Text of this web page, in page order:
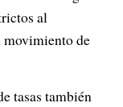
al
movimiento de
tasas también